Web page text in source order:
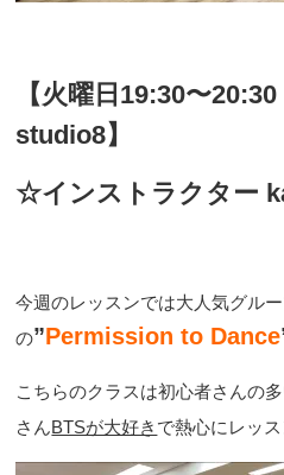
【火曜日19:30〜
studio8】
☆インストラクター
今週のレッスンでは大人気グルー
の”Permission to Dance
こちらのクラスは初心者さんの
さんBTSが大好き で熱心にレッ